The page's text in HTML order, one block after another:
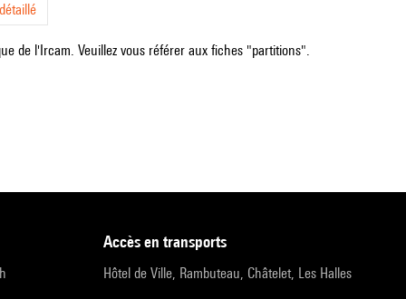
de l'Ircam. Veuillez vous référer aux fiches "partitions".
accès en transports
Hôtel de Ville, Rambuteau, Châtelet, Les Halles